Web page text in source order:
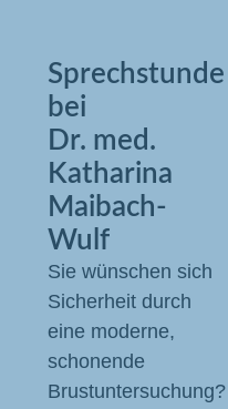
Sprechstunde
bei
Dr. med.
Katharina
Maibach-
Wulf
Sie wünschen sich
Sicherheit durch
eine moderne,
schonende
Brustuntersuchung?